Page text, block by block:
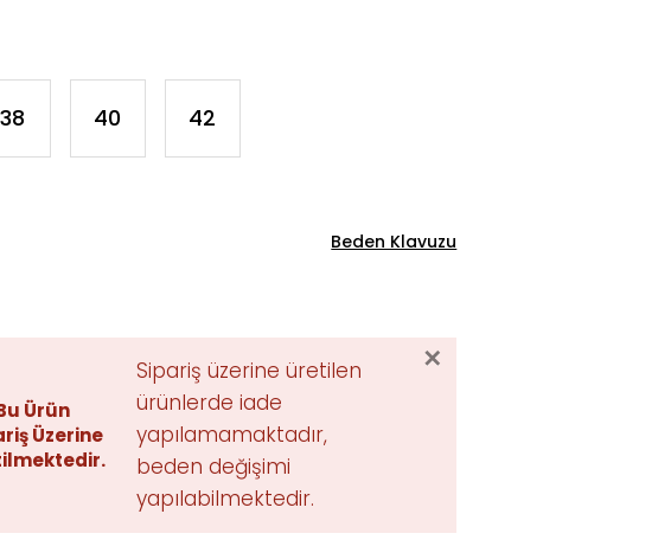
38 40 42
Beden Klavuzu
Ürün
Üzerine
Sipariş üzerine üretilen
ürünlerde iade
yapılamamaktadır,
beden değişimi
yapılabilmektedir.
✕